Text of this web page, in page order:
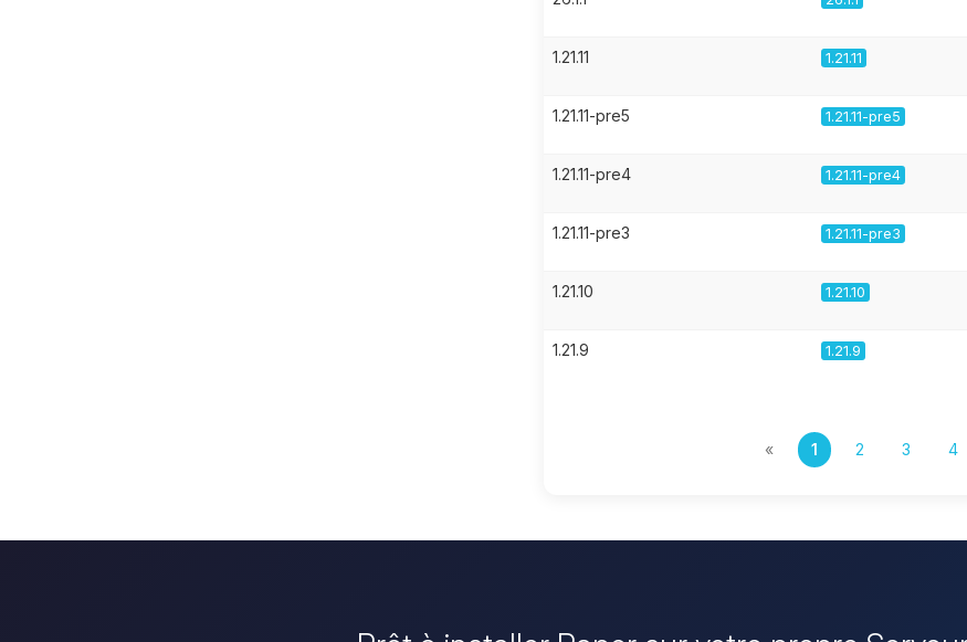
1.21.11 1.21.11
1.21.11-pre5 1.21.11-pre5
1.21.11-pre4 1.21.11-pre4
1.21.11-pre3 1.21.11-pre3
1.21.10 1.21.10
1.21.9 1.21.9
« 1 2 3 4